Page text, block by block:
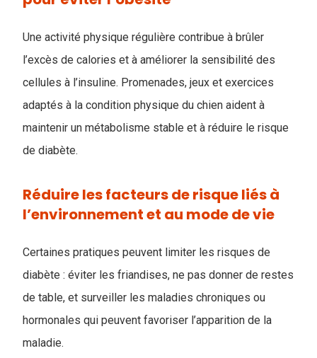
Une activité physique régulière contribue à brûler
l’excès de calories et à améliorer la sensibilité des
cellules à l’insuline. Promenades, jeux et exercices
adaptés à la condition physique du chien aident à
maintenir un métabolisme stable et à réduire le risque
de diabète.
Réduire les facteurs de risque liés à
l’environnement et au mode de vie
Certaines pratiques peuvent limiter les risques de
diabète : éviter les friandises, ne pas donner de restes
de table, et surveiller les maladies chroniques ou
hormonales qui peuvent favoriser l’apparition de la
maladie.